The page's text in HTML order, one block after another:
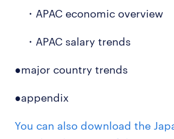
・APAC economic overview
・APAC salary trends
●major country trends
●appendix
You can also download the